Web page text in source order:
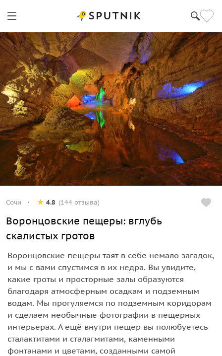
Сочи 4.8 (144 отзыва)
Воронцовские пещеры: вглубь
скалистых гротов
Воронцовские пещеры таят в себе немало загадок,
и мы с вами спустимся в их недра. Вы увидите,
какие гроты и просторные залы образуются
благодаря атмосферным осадкам и подземным
водам. Мы прогуляемся по подземным коридорам
и сделаем необычные фотографии в пещерных
интерьерах. А ещё внутри пещер вы полюбуетесь
сталактитами и сталагмитами, каменными
фонтанами и цветами, созданными самой